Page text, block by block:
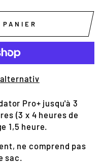
Pro+ jusqu'à 3
(3 x 4 heures de
1,5 heure.
ne comprend pas
sac.